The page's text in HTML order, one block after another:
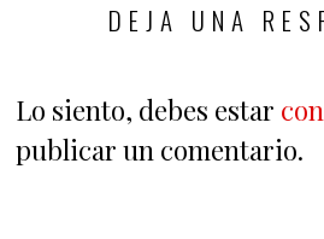
DEJA UNA
Lo siento, debes estar
publicar un comentario.